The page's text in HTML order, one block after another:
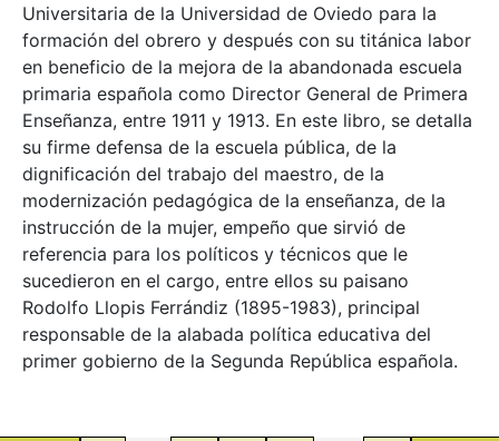
Universitaria de la Universidad de Oviedo para la
formación del obrero y después con su titánica labor
en beneficio de la mejora de la abandonada escuela
primaria española como Director General de Primera
Enseñanza, entre 1911 y 1913. En este libro, se detalla
su firme defensa de la escuela pública, de la
dignificación del trabajo del maestro, de la
modernización pedagógica de la enseñanza, de la
instrucción de la mujer, empeño que sirvió de
referencia para los políticos y técnicos que le
sucedieron en el cargo, entre ellos su paisano
Rodolfo Llopis Ferrándiz (1895-1983), principal
responsable de la alabada política educativa del
primer gobierno de la Segunda República española.